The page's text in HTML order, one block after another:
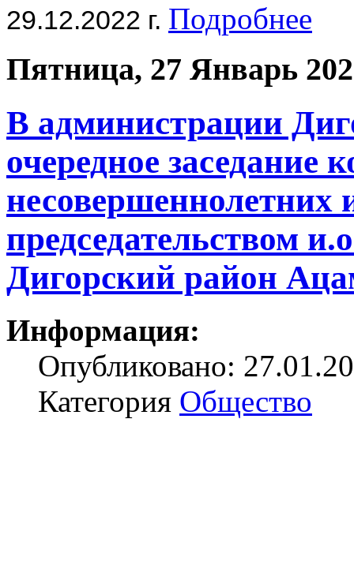
29.12.2022 г. Подробнее
Пятница, 27 Январь
В администрации
очередное заседание
несовершеннолетних
председательством
Дигорский район
Информация:
Опубликовано:
Категория Общество